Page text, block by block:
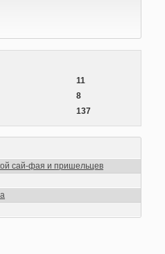
11
8
137
сай-фая и пришельцев